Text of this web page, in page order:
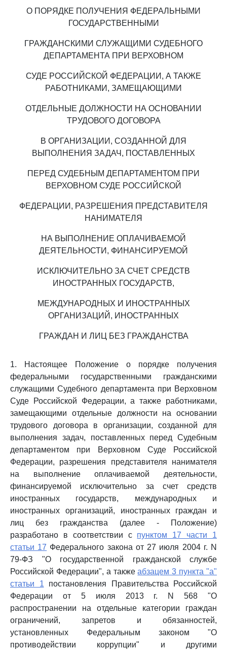
О ПОРЯДКЕ ПОЛУЧЕНИЯ ФЕДЕРАЛЬНЫМИ
ГОСУДАРСТВЕННЫМИ
ГРАЖДАНСКИМИ СЛУЖАЩИМИ СУДЕБНОГО
ДЕПАРТАМЕНТА ПРИ ВЕРХОВНОМ
СУДЕ РОССИЙСКОЙ ФЕДЕРАЦИИ, А ТАКЖЕ
РАБОТНИКАМИ, ЗАМЕЩАЮЩИМИ
ОТДЕЛЬНЫЕ ДОЛЖНОСТИ НА ОСНОВАНИИ
ТРУДОВОГО ДОГОВОРА
В ОРГАНИЗАЦИИ, СОЗДАННОЙ ДЛЯ
ВЫПОЛНЕНИЯ ЗАДАЧ, ПОСТАВЛЕННЫХ
ПЕРЕД СУДЕБНЫМ ДЕПАРТАМЕНТОМ ПРИ
ВЕРХОВНОМ СУДЕ РОССИЙСКОЙ
ФЕДЕРАЦИИ, РАЗРЕШЕНИЯ ПРЕДСТАВИТЕЛЯ
НАНИМАТЕЛЯ
НА ВЫПОЛНЕНИЕ ОПЛАЧИВАЕМОЙ
ДЕЯТЕЛЬНОСТИ, ФИНАНСИРУЕМОЙ
ИСКЛЮЧИТЕЛЬНО ЗА СЧЕТ СРЕДСТВ
ИНОСТРАННЫХ ГОСУДАРСТВ,
МЕЖДУНАРОДНЫХ И ИНОСТРАННЫХ
ОРГАНИЗАЦИЙ, ИНОСТРАННЫХ
ГРАЖДАН И ЛИЦ БЕЗ ГРАЖДАНСТВА
1. Настоящее Положение о порядке получения
федеральными государственными гражданскими
служащими Судебного департамента при Верховном
Суде Российской Федерации, а также работниками,
замещающими отдельные должности на основании
трудового договора в организации, созданной для
выполнения задач, поставленных перед Судебным
департаментом при Верховном Суде Российской
Федерации, разрешения представителя нанимателя
на выполнение оплачиваемой деятельности,
финансируемой исключительно за счет средств
иностранных государств, международных и
иностранных организаций, иностранных граждан и
лиц без гражданства (далее - Положение)
разработано в соответствии с пунктом 17 части 1
статьи 17 Федерального закона от 27 июля 2004 г. N
79-ФЗ "О государственной гражданской службе
Российской Федерации", а такжеабзацем 3 пункта "а"
статьи 1 постановления Правительства Российской
Федерации от 5 июля 2013 г. N 568 "О
распространении на отдельные категории граждан
ограничений, запретов и обязанностей,
установленных Федеральным законом "О
противодействии коррупции" и другими